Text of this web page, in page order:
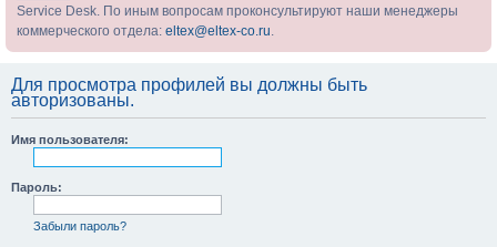
Service Desk. По иным вопросам проконсультируют наши менеджеры
коммерческого отдела: eltex@eltex-co.ru.
Для просмотра профилей вы должны быть
авторизованы.
Имя пользователя:
Пароль:
Забыли пароль?